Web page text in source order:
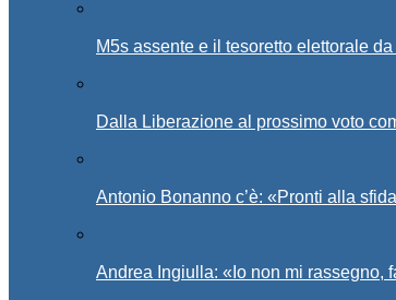
M5s assente e il tesoretto elettorale
Dalla Liberazione al prossimo voto
Antonio Bonanno c’è: «Pronti alla
Andrea Ingiulla: «Io non mi rassegno,